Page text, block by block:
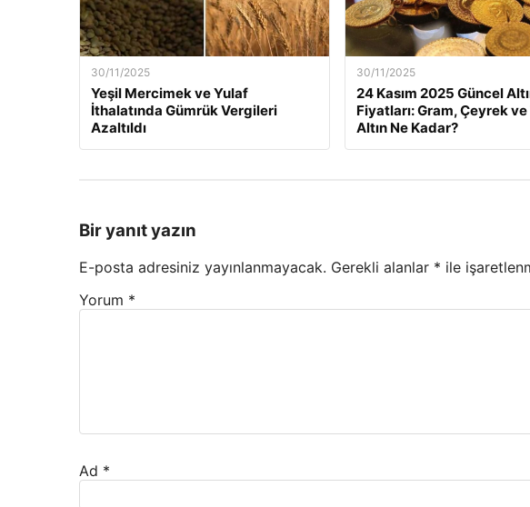
30/11/2025
Yeşil Mercimek ve Yulaf
İthalatında Gümrük Vergileri
Azaltıldı
30/11/2025
24 Kasım 2025 Güncel
Fiyatları: Gram, Çeyrek ve
Altın Ne Kadar?
Bir yanıt yazın
E-posta adresiniz yayınlanmayacak. Gerekli alanlar * ile
Yorum *
Ad *